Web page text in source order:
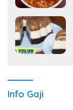
Info Gaji